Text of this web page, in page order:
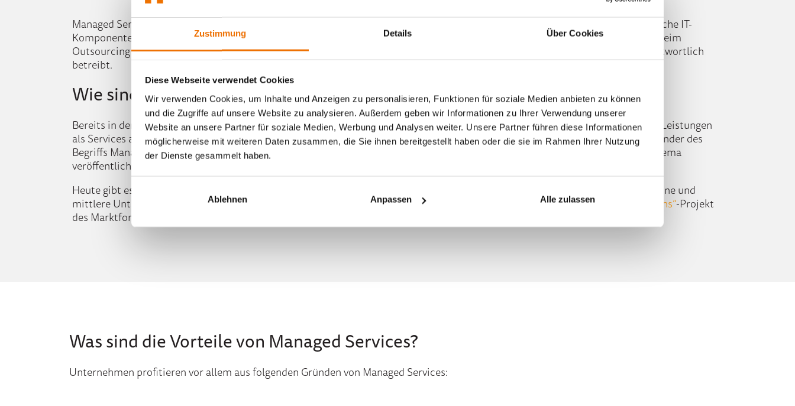
Zustimmung Details Über Cookies
Diese Webseite verwendet Cookies
Wir verwenden Cookies, um Inhalte und Anzeigen zu personalisieren, Funktionen für soziale Medien anbieten zu können
und die Zugriffe auf unsere Website zu analysieren. Außerdem geben wir Informationen zu Ihrer Verwendung unserer
Website an unsere Partner für soziale Medien, Werbung und Analysen weiter. Unsere Partner führen diese Informationen
möglicherweise mit weiteren Daten zusammen, die Sie ihnen bereitgestellt haben oder die sie im Rahmen Ihrer Nutzung
der Dienste gesammelt haben.
Ablehnen Anpassen Alle zulassen
Managed Services werden in die IT-Infrastruktur des Anwenderunternehmens eingebettet. Selbst wenn ein Unternehmen sämtliche IT-
Komponenten als
ManagedServices auslagert ( a Service) bleibt d
ie Verantwortung doch beim CIO oder IT-Leiter. Beim
Outsourcing werden dagegen komplette Bereiche, etwa das Rechenzentrum, an eine Drittfirma übergeben, die diese eigenverantwortlich
betreibt.
Wie sind Managed Services entstanden?
Bereits in den 1990er Jahren begannen große IT-Hersteller wie Electronic Data Systems (EDS) und IBM Großkunden bestimmte Leistungen
als Services anzubieten. Zu den ersten dieser IT-Services gehörte das Remote Monitoring von Servern und Netzwerken. Als Begründer des
Begriffs Managed Services gilt der amerikanische IT-Consultant und -Trainer Karl W. Palachuk
der mehrere Bücher zu diesem Thema
veröffentlicht hat, unter anderem das vierbändige
Heute gibt es weltweit eine vielfältige Landschaft an Managed Services Providern, die nicht nur große Kunden, sondern auch kleine und
mittlere Unternehmen adressieren. Einen guten Überblick über die Provider und ihr Leistungsangebot gibt das„ISG Provider Lens“-Projekt
des Marktforschungsunternehmens International Services Group (ISG).
Was sind die Vorteile von Managed Services?
Unternehmen profitieren vor allem aus folgenden Gründen von Managed Services: